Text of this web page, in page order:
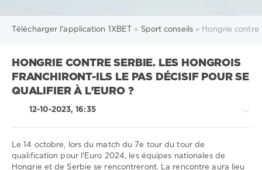
Télécharger l'application 1XBET » Sport conseils » Hongrie contre
HONGRIE CONTRE SERBIE. LES HONGROIS
FRANCHIRONT-ILS LE PAS DÉCISIF POUR SE
QUALIFIER À L'EURO ?
12-10-2023, 16:35
Le 14 octobre, lors du match du 7e tour du tour de
qualification pour l'Euro 2024, les équipes nationales de
Hongrie et de Serbie se rencontreront. La rencontre aura lieu